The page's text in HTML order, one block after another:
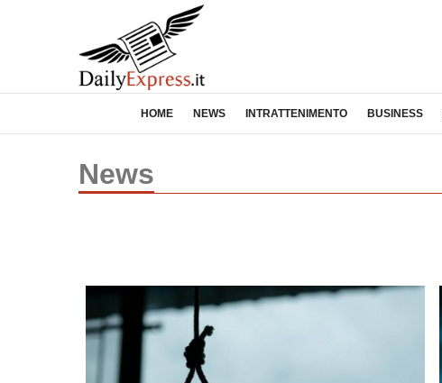
HOME NEWS INTRATTENIMENTO BUSINESS
News